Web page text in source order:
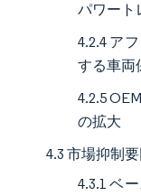
パワート
4.2.4 ア
する車両
4.2.5
の拡大
4.3 市場抑制
4.3.1 ベ